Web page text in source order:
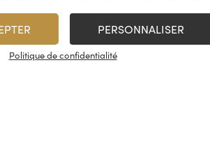
PERSONNALISER
Politique de confidentialité